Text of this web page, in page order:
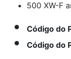
500 XW-F
Código do
Código do